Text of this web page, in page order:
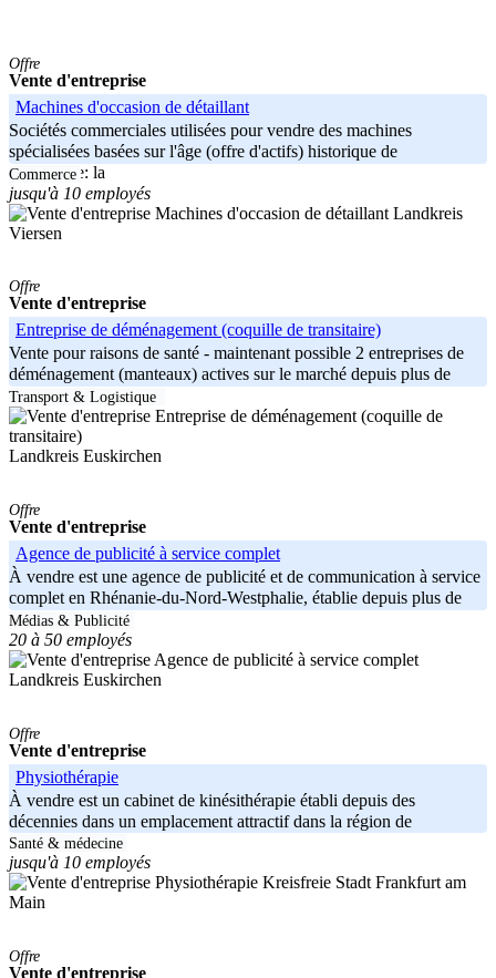
Offre
Vente d'entreprise
Machines d'occasion de détaillant
Sociétés commerciales utilisées pour vendre des machines
spécialisées basées sur l'âge (offre d'actifs) historique de
l'entreprise: la
Commerce
jusqu'à 10 employés
Landkreis
Viersen
Offre
Vente d'entreprise
Entreprise de déménagement (coquille de transitaire)
Vente pour raisons de santé - maintenant possible 2 entreprises de
déménagement (manteaux) actives sur le marché depuis plus de
100 ans et
Transport & Logistique
Landkreis Euskirchen
Offre
Vente d'entreprise
Agence de publicité à service complet
À vendre est une agence de publicité et de communication à service
complet en Rhénanie-du-Nord-Westphalie, établie depuis plus de
30 ans.
Médias & Publicité
20 à 50 employés
Landkreis Euskirchen
Offre
Vente d'entreprise
Physiothérapie
À vendre est un cabinet de kinésithérapie établi depuis des
décennies dans un emplacement attractif dans la région de
Santé & médecine
jusqu'à 10 employés
Kreisfreie Stadt Frankfurt am
Main
Offre
Vente d'entreprise